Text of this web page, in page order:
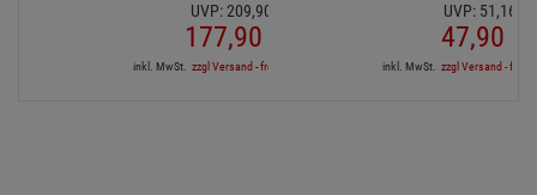
UVP:209,90
177,90
inkl. MwSt. zzgl Versand - frei ab 90,-€ in DE
UVP: 51,16
47,90
inkl. MwSt. zzgl Versand - frei